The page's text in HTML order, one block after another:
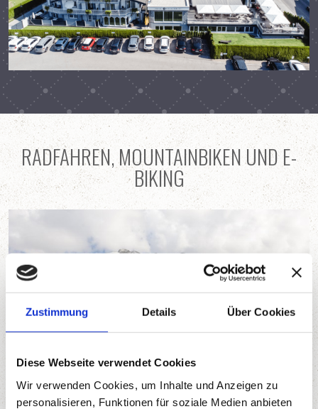
Zustimmung Details Über Cookies
Diese Webseite verwendet Cookies
Wir verwenden Cookies, um Inhalte und Anzeigen zu
personalisieren, Funktionen für soziale Medien anbieten
RADFAHREN, MOUNTAINBIKEN UND E-
BIKING